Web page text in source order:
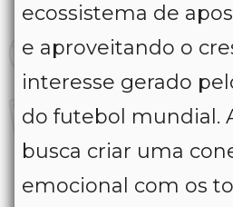
ecossistema de
e aproveitando o
interesse gerado
do futebol mundial.
busca criar uma
emocional com os